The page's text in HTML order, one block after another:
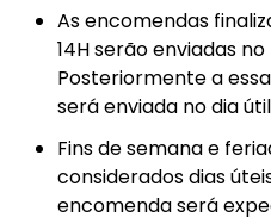
As encomendas
14H serão enviadas
Posteriormente a
será enviada no dia
Fins de semana e
considerados dias
encomenda será